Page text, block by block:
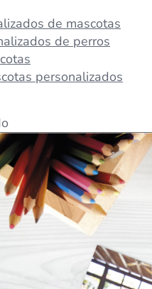
de mascotas
de perros
personalizados